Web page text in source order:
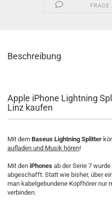
FRAGE
Beschreibung
Apple iPhone Lightning
Linz kaufen
Mit dem Baseus Lightning Splitter
aufladen und Musik hören!
Mit den iPhones ab der Serie 7
abgeschafft. Statt wie bisher, über
man kabelgebundene Kopfhörer nur
verbinden.